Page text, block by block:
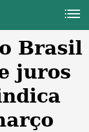
Brasil
juros